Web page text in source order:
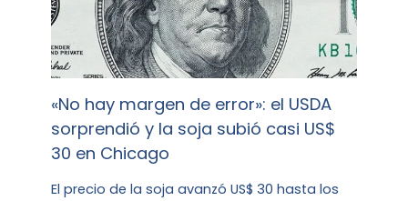
«No hay margen de error»: el USDA
sorprendió y la soja subió casi US$
30 en Chicago
El precio de la soja avanzó US$ 30 hasta los